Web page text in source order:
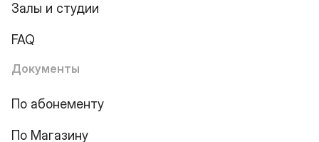
Залы и студии
FAQ
Документы
По абонементу
По Магазину